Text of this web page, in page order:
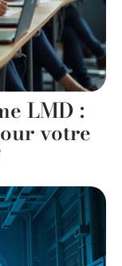
LMD :
votre